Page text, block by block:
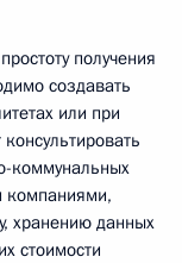
получения
создавать
или при
коммунальных
компаниями,
хранению данных
стоимости